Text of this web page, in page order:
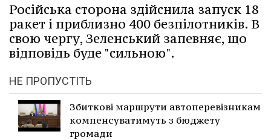
Російська сторона здійснила запуск 18
ракет і приблизно 400 безпілотників. В
свою чергу, Зеленський запевняє, що
відповідь буде "сильною".
НЕ ПРОПУСТІТЬ
Збиткові маршрути автоперевізникам
компенсуватимуть з бюджету
громади